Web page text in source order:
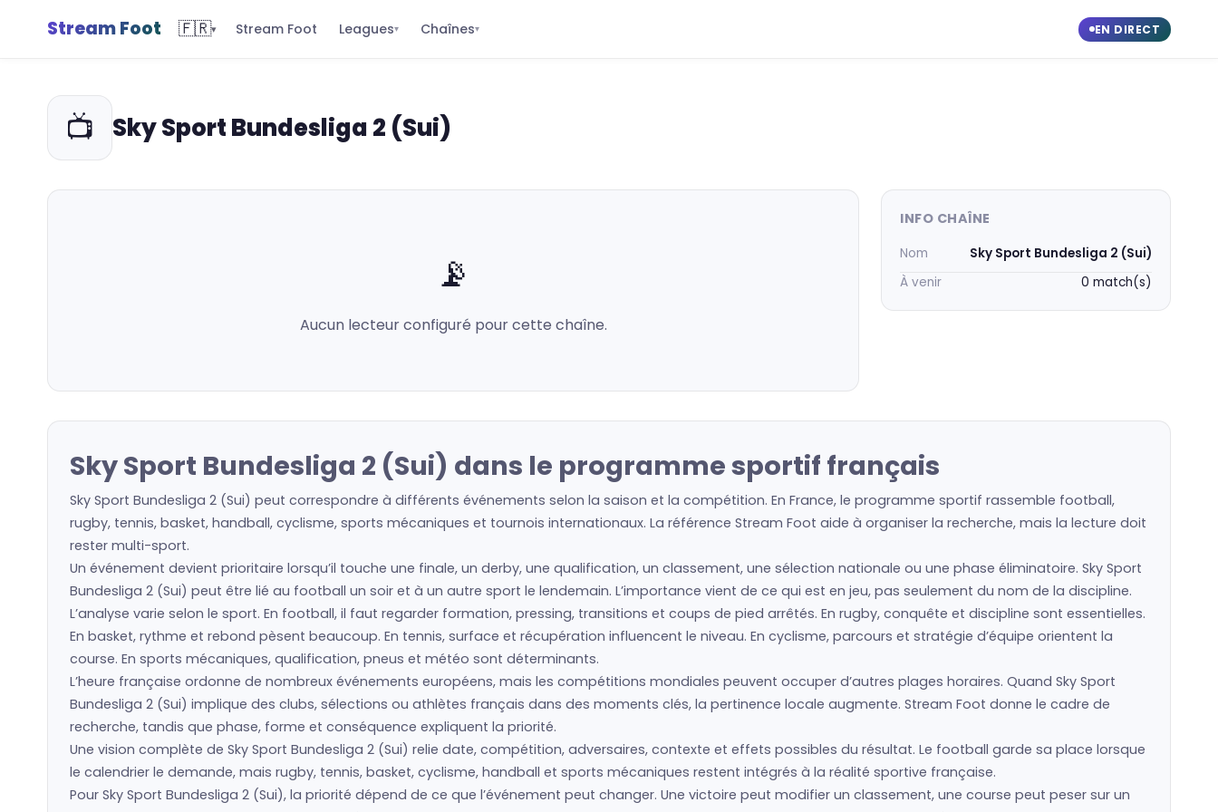
Stream Foot 🇫🇷▾ Stream Foot Leagues▾ Chaînes▾ EN DIRECT
📺 Sky Sport Bundesliga 2 (Sui)
📡
Aucun lecteur configuré pour cette chaîne.
INFO CHAÎNE
Nom
Sky Sport Bundesliga 2 (Sui)
À venir
0 match(s)
Sky Sport Bundesliga 2 (Sui) dans le programme sportif français
Sky Sport Bundesliga 2 (Sui) peut correspondre à différents événements selon la saison et la compétition. En France, le programme sportif rassemble football,
rugby, tennis, basket, handball, cyclisme, sports mécaniques et tournois internationaux. La référence Stream Foot aide à organiser la recherche, mais la lecture doit
rester multi-sport.
Un événement devient prioritaire lorsqu’il touche une finale, un derby, une qualification, un classement, une sélection nationale ou une phase éliminatoire. Sky Sport
Bundesliga 2 (Sui) peut être lié au football un soir et à un autre sport le lendemain. L’importance vient de ce qui est en jeu, pas seulement du nom de la discipline.
L’analyse varie selon le sport. En football, il faut regarder formation, pressing, transitions et coups de pied arrêtés. En rugby, conquête et discipline sont essentielles.
En basket, rythme et rebond pèsent beaucoup. En tennis, surface et récupération influencent le niveau. En cyclisme, parcours et stratégie d’équipe orientent la
course. En sports mécaniques, qualification, pneus et météo sont déterminants.
L’heure française ordonne de nombreux événements européens, mais les compétitions mondiales peuvent occuper d’autres plages horaires. Quand Sky Sport
Bundesliga 2 (Sui) implique des clubs, sélections ou athlètes français dans des moments clés, la pertinence locale augmente. Stream Foot donne le cadre de
recherche, tandis que phase, forme et conséquence expliquent la priorité.
Une vision complète de Sky Sport Bundesliga 2 (Sui) relie date, compétition, adversaires, contexte et effets possibles du résultat. Le football garde sa place lorsque
le calendrier le demande, mais rugby, tennis, basket, cyclisme, handball et sports mécaniques restent intégrés à la réalité sportive française.
Pour Sky Sport Bundesliga 2 (Sui), la priorité dépend de ce que l’événement peut changer. Une victoire peut modifier un classement, une course peut peser sur un